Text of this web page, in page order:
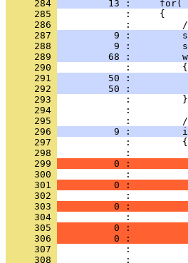
     284
13 :     for(
     285
     286
     287
9 :
     288
9 :
     289
68 :
     290
     291
50 :
     292
50 :
     293
     294
     295
     296
9 :
     297
     298
     299
0 :
     300
     301
0 :
     302
     303
0 :
     304
     305
0 :
     306
0 :
     307
     308